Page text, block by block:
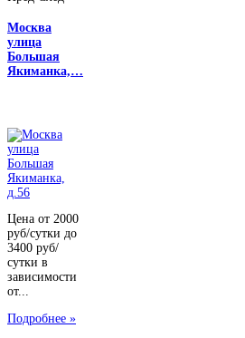
Москва
улица
Большая
Якиманка,…
Цена от 2000
руб/сутки до
3400 руб/
сутки в
зависимости
от...
Подробнее »